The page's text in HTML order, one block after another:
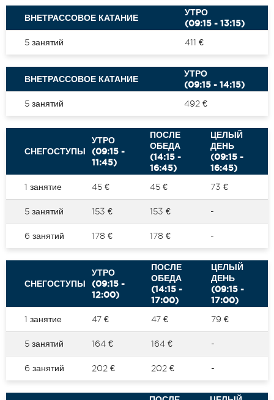
ВНЕТРАССОВОЕ КАТАНИЕ
УТРО
(09:15 - 13:15)
5 занятий
411 €
ВНЕТРАССОВОЕ КАТАНИЕ
УТРО
(09:15 - 14:15)
5 занятий
492 €
СНЕГОСТУПЫ
УТРО
(09:15 -
11:45)
ПОСЛЕ
ОБЕДА
(14:15 -
16:45)
ЦЕЛЫЙ
ДЕНЬ
(09:15 -
16:45)
1 занятие
45 € 45 € 73 €
5 занятий 153 € 153 € -
6 занятий 178 € 178 € -
СНЕГОСТУПЫ
УТРО
(09:15 -
12:00)
ПОСЛЕ
ОБЕДА
(14:15 -
17:00)
ЦЕЛЫЙ
ДЕНЬ
(09:15 -
17:00)
1 занятие
47 € 47 € 79 €
5 занятий 164 € 164 € -
6 занятий 202 € 202 € -